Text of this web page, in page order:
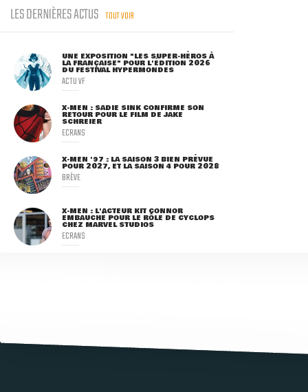
LES DERNIÈRES ACTUS TOUT VOIR
UNE EXPOSITION "LES SUPER-HÉROS À
LA FRANÇAISE" POUR L'ÉDITION 2026
DU FESTIVAL HYPERMONDES
ACTU VF
X-MEN : SADIE SINK CONFIRME SON
RETOUR POUR LE FILM DE JAKE
SCHREIER
ECRANS
X-MEN '97 : LA SAISON 3 BIEN PRÉVUE
POUR 2027, ET LA SAISON 4 POUR 2028
BRÈVE
X-MEN : L'ACTEUR KIT CONNOR
EMBAUCHÉ POUR LE RÔLE DE CYCLOPS
CHEZ MARVEL STUDIOS
ECRANS